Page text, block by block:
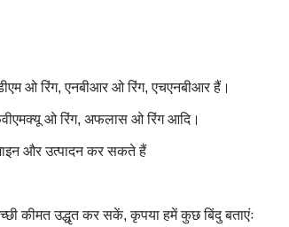
ओ रिंग, एनबीआर ओ रिंग, एचएनबीआर हैं।
ओ रिंग, अफलास ओ रिंग आदि।
और उत्पादन कर सकते हैं
कीमत उद्धृत कर सकें, कृपया हमें कुछ बिंदु बताएंः